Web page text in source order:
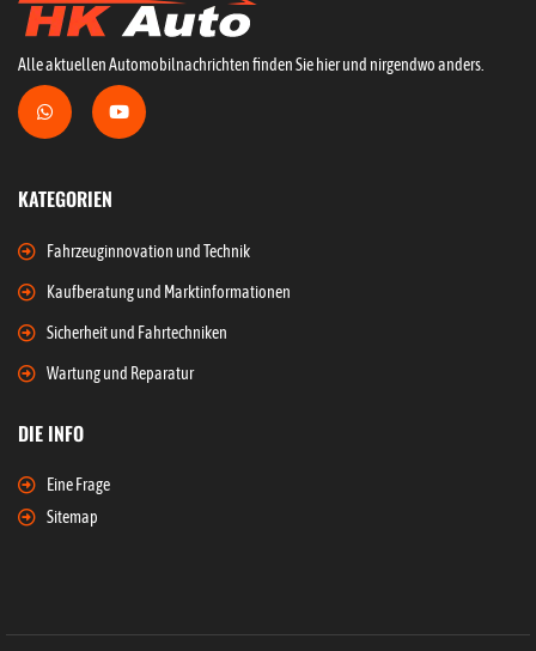
Alle aktuellen Automobilnachrichten finden Sie hier und nirgendwo anders.
KATEGORIEN
Fahrzeuginnovation und Technik
Kaufberatung und Marktinformationen
Sicherheit und Fahrtechniken
Wartung und Reparatur
DIE INFO
Eine Frage
Sitemap